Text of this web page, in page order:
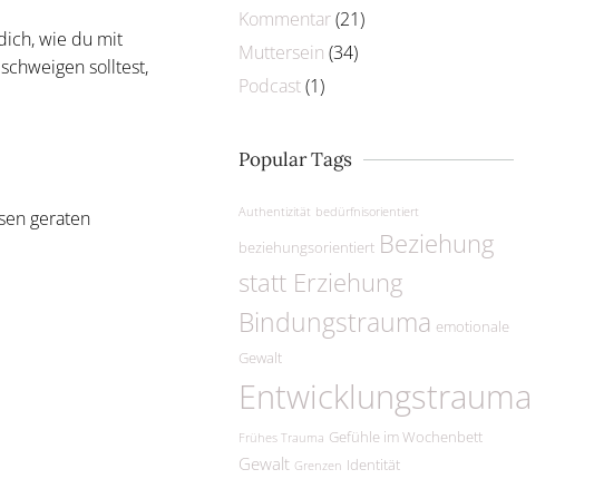
wie du mit
solltest,
geraten
Kommentar(21)
Muttersein (34)
Podcast(1)
Popular Tags
Authentizität bedürfnisorientiert
beziehungsorientiert Beziehung
statt Erziehung
Bindungstrauma emotionale
Gewalt
Entwicklungstrauma
Frühes Trauma Gefühle im Wochenbett
Gewalt Grenzen Identität